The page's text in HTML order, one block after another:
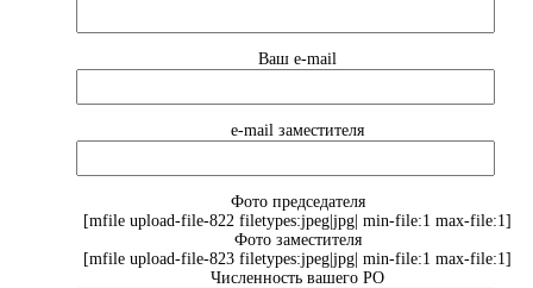
Ваш e-mail
e-mail заместителя
Фото председателя
[mfile upload-file-822 filetypes:jpeg|jpg| min-file:1 max-file:1]
Фото заместителя
[mfile upload-file-823 filetypes:jpeg|jpg| min-file:1 max-file:1]
Численность вашего РО